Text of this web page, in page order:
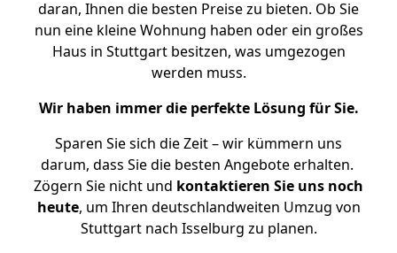
daran, Ihnen die besten Preise zu bieten. Ob Sie
nun eine kleine Wohnung haben oder ein großes
Haus in Stuttgart besitzen, was umgezogen
werden muss.
Wir haben immer die perfekte Lösung für Sie.
Sparen Sie sich die Zeit – wir kümmern uns
darum, dass Sie die besten Angebote erhalten.
Zögern Sie nicht und kontaktieren Sie uns noch
heute, um Ihren deutschlandweiten Umzug von
Stuttgart nach Isselburg zu planen.